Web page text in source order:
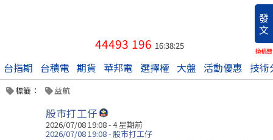
發
文
換稿費
44493 196 16:38:25
台指期 台積電 期貨 華邦電 選擇權 大盤 活動優惠 技術
標籤： 益航
股市打工仔
2026/07/08 19:08 - 4 星期前
2026/07/08 19:08 - 股市打工仔